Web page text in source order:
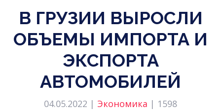
В ГРУЗИИ ВЫРОСЛИ
ОБЪЕМЫ ИМПОРТА И
ЭКСПОРТА
АВТОМОБИЛЕЙ
04.05.2022 | Экономика | 1598